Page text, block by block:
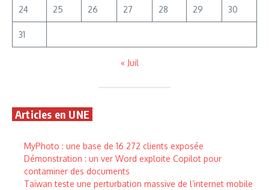
24 25 26 27 28 29 30
31
« Juil
Articles en UNE
MyPhoto : une base de 16 272 clients exposée
Démonstration : un ver Word exploite Copilot pour
contaminer des documents
Taïwan teste une perturbation massive de l’internet mobile